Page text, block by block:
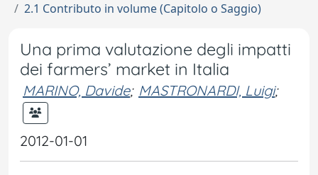
2.1 Contributo in volume (Capitolo o Saggio)
Una prima valutazione degli impatti
dei farmers’ market in Italia
MARINO, Davide; MASTRONARDI, Luigi;
2012-01-01